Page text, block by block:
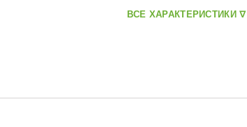
ВСЕ ХАРАКТЕРИСТИКИ ᐁ